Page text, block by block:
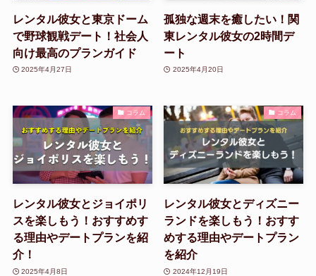
レンタル彼女と東京ドーム
で野球観戦デート！社会人
向け最高のプランガイド
2025年4月27日
孤独な週末を癒したい！関
東レンタル彼女の2時間デ
ート
2025年4月20日
コラム
レンタル彼女とジョイポリ
スを楽しもう！おすすめす
る理由やデートプランを紹
介！
2025年4月8日
コラム
レンタル彼女とディズニー
ランドを楽しもう！おすす
めする理由やデートプラン
を紹介
2024年12月19日